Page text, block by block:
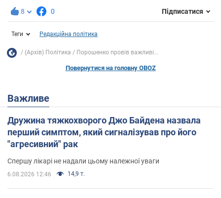
8 0 Підписатися
Теги Редакційна політика
(Архів) Політика Порошенко провів важливі...
Повернутися на головну OBOZ
Важливе
Дружина тяжкохворого Джо Байдена назвала
перший симптом, який сигналізував про його
"агресивний" рак
Спершу лікарі не надали цьому належної уваги
6.08.2026 12:46 14,9 т.